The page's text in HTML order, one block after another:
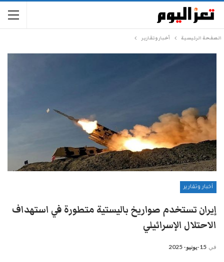
الصفحة الرئيسية أخبار وتقارير
أخبار وتقارير
إيران تستخدم صواريخ باليستية متطورة في استهداف
الاحتلال الإسرائيلي
في 15-يونيو- 2025